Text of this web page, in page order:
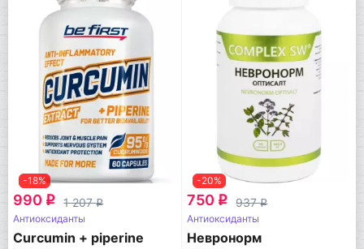
-18%
990 q 1 207q
Антиоксиданты
Curcumin + piperine
-20%
750 q 937q
Антиоксиданты
Невронорм